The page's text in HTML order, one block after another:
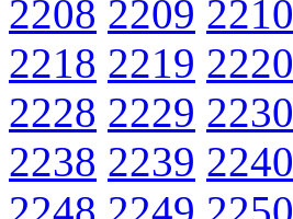
2208 2209 2210
2218 2219 2220
2228 2229 2230
2238 2239 2240